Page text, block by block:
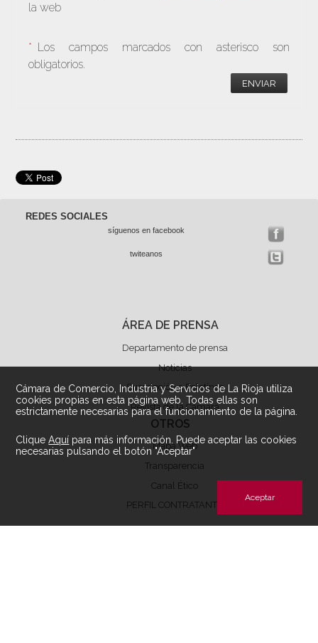
Cámara de Comercio, Industria y Servicios de La Rioja utiliza
cookies propias en esta página web. Todas ellas son
estrictamente necesarias para el funcionamiento de la página.
CliqueAquí para más información. Puede aceptar las cookies
necesarias pulsando el botón "Aceptar"
Aceptar
la web
* Los campos marcados con asterisco son
obligatorios.
ENVIAR
REDES SOCIALES
síguenos en facebook
twiteanos
ÁREA DE PRENSA
Departamento de prensa
Noticias
Suscripción a Boletínes
Revista de la Cámara
OTROS
Mapa Web
Transparencia
Canal Ético
PERFIL CONTRATANTE